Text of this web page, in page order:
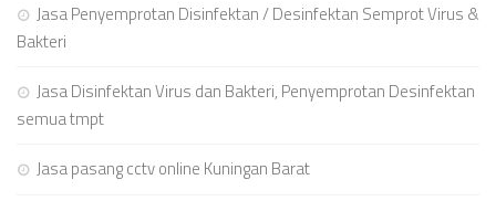
Jasa Penyemprotan Disinfektan / Desinfektan Semprot Virus &
Bakteri
Jasa Disinfektan Virus dan Bakteri, Penyemprotan Desinfektan
semua tmpt
Jasa pasang cctv online Kuningan Barat